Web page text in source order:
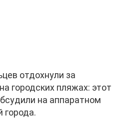
отдохнули за
городских пляжах: этот
на аппаратном
города.